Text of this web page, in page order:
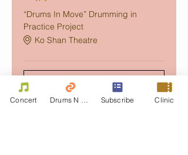
“Drums In Move” Drumming in
Practice Project
Ko Shan Theatre
すべて見る
Concert Subscribe Clinic